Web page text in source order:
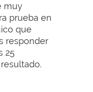
muy
prueba en
que
responder
25